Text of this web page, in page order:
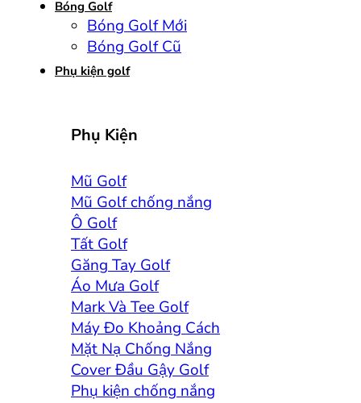
Bóng Golf
Bóng Golf Mới
Bóng Golf Cũ
Phụ kiện golf
Phụ Kiện
Mũ Golf
Mũ Golf chống nắng
Ô Golf
Tất Golf
Găng Tay Golf
Áo Mưa Golf
Mark Và Tee Golf
Máy Đo Khoảng Cách
Mặt Nạ Chống Nắng
Cover Đầu Gậy Golf
Phụ kiện chống nắng